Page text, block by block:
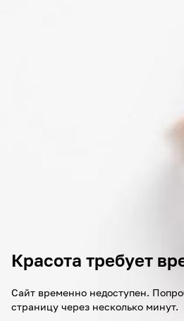
Красота требует
Сайт временно недоступен.
страницу через несколько минут.